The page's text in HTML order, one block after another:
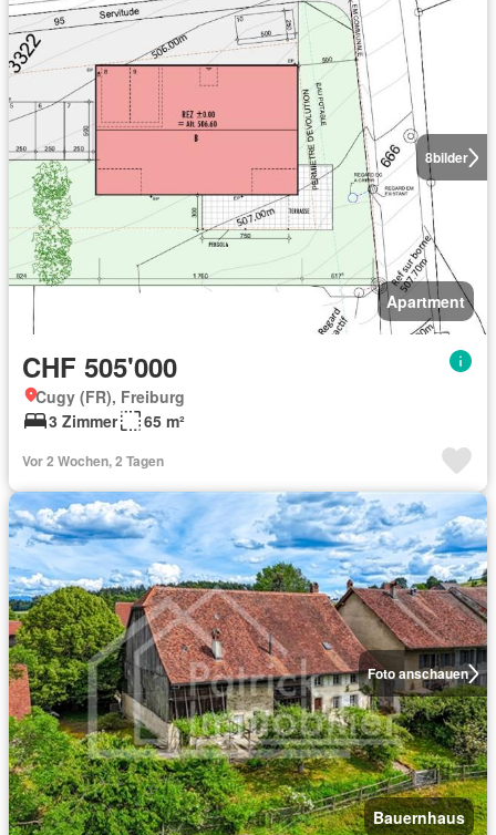
8bilder
Apartment
CHF 505'000
Cugy (FR), Freiburg
3 Zimmer
65 m²
Vor 2 Wochen, 2 Tagen
Foto anschauen
Bauernhaus